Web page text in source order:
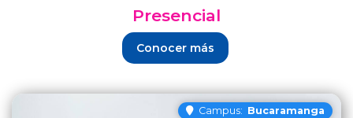
Presencial
Conocer más
Campus: Bucaramanga